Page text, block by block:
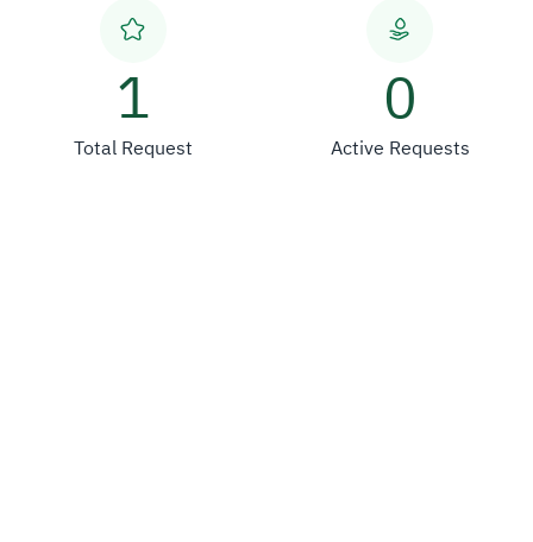
1
Total Request
0
Active Requests